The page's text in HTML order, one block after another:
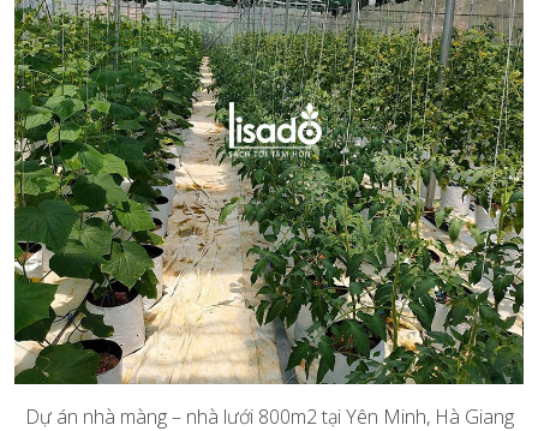
Dự án nhà màng – nhà lưới 800m2 tại Yên Minh, Hà Giang